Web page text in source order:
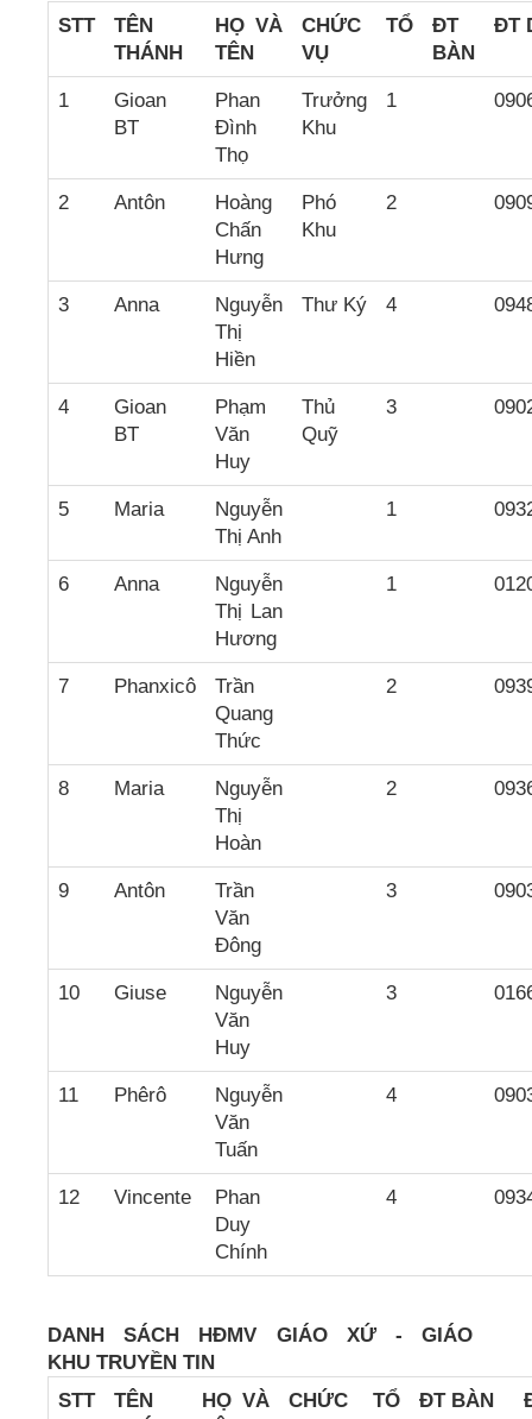
STT
TÊN
THÁNH
HỌ VÀ
TÊN
CHỨC
VỤ
TỔ
ĐT
BÀN
ĐT
1
Gioan
BT
Phan
Đình
Thọ
Trưởng
Khu
1
2 Antôn
Hoàng
Chấn
Hưng
Phó
Khu
2
3 Anna
Nguyễn
Thị
Hiền
Thư Ký 4
4
Gioan
BT
Phạm
Văn
Huy
Thủ
Quỹ
3
5 Maria
Nguyễn
Thị Anh
1
6 Anna
Nguyễn
Thị Lan
Hương
1
7 Phanxicô
Trần
Quang
Thức
2
8 Maria
Nguyễn
Thị
Hoàn
2
9 Antôn
Trần
Văn
Đông
3
10 Giuse
Nguyễn
Văn
Huy
3
11 Phêrô
Nguyễn
Văn
Tuấn
4
12 Vincente
Phan
Duy
Chính
4
DANH SÁCH HĐMV GIÁO XỨ - GIÁO
KHU TRUYỀN TIN
STT
TÊN
HỌ VÀ
CHỨC
TỔ ĐT BÀN